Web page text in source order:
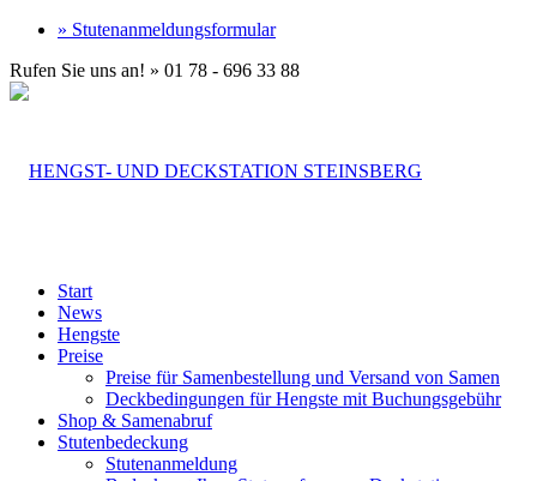
» Stutenanmeldungsformular
Rufen Sie uns an! » 01 78 - 696 33 88
Start
News
Hengste
Preise
Preise für Samenbestellung und Versand von Samen
Deckbedingungen für Hengste mit Buchungsgebühr
Shop & Samenabruf
Stutenbedeckung
Stutenanmeldung